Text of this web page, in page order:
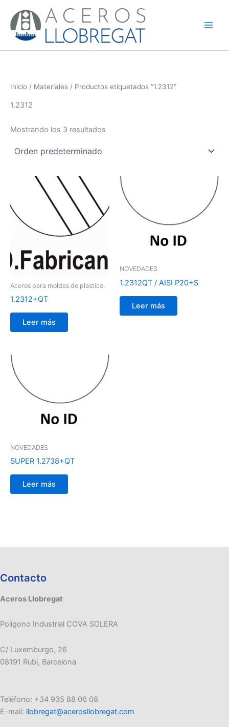
contenido
Inicio / Materiales / Productos etiquetados “1.2312”
1.2312
Mostrando los 3 resultados
Aceros para moldes de plastico.
1.2312+QT
Leer más
NOVEDADES
1.2312QT / AISI P20+S
Leer más
NOVEDADES
SUPER 1.2738+QT
Leer más
Contacto
Aceros Llobregat
Polígono Industrial COVA SOLERA
C/ Luxemburgo, 26
08191 Rubi, Barcelona
Teléfono: +34 935 88 06 08
E-mail: llobregat@acerosllobregat.com